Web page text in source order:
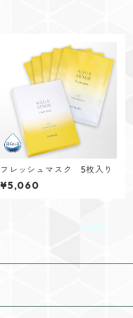
フレッシュマスク 5枚入り
¥5,060